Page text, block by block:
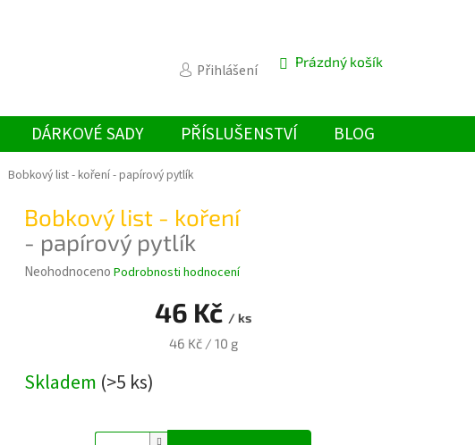
Přihlášení
NÁKUPNÍ
Prázdný košík
DÁRKOVÉ SADY PŘÍSLUŠENSTVÍ BLOG
Bobkový list - koření- papírový pytlík
Bobkový list - koření
- papírový pytlík
Průměrné
5
Neohodnoceno Podrobnosti hodnocení
46 Kč / ks
Měrná
46 Kč / 10 g
Skladem (>5 ks)